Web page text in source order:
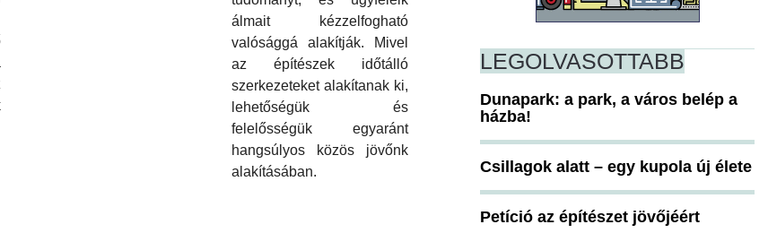
álmait kézzelfogható
valósággá alakítják. Mivel
az építészek időtálló
szerkezeteket alakítanak ki,
lehetőségük és
felelősségük egyaránt
hangsúlyos közös jövőnk
alakításában.
LEGOLVASOTTABB
Dunapark: a park, a város belép a
házba!
Csillagok alatt – egy kupola új élete
Petíció az építészet jövőjéért